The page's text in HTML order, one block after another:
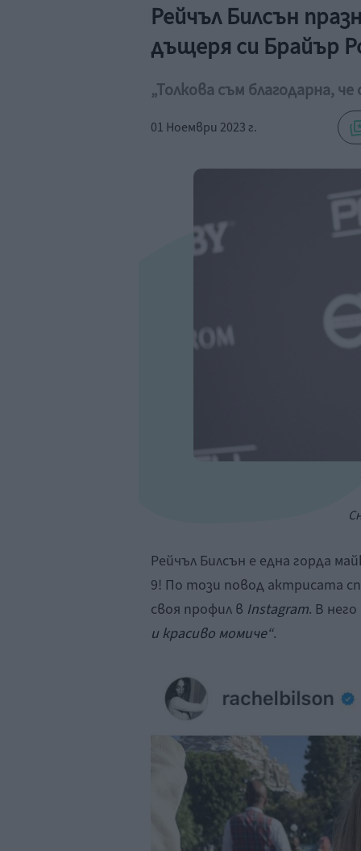
Рейчъл Билсън
дъщеря си Брайър
„Толкова съм благодарна,
01 Ноември 2023 г.
Рейчъл Билсън е една горда
9! По този повод актрисата
своя профил в Instagram. В
и красиво момиче“.